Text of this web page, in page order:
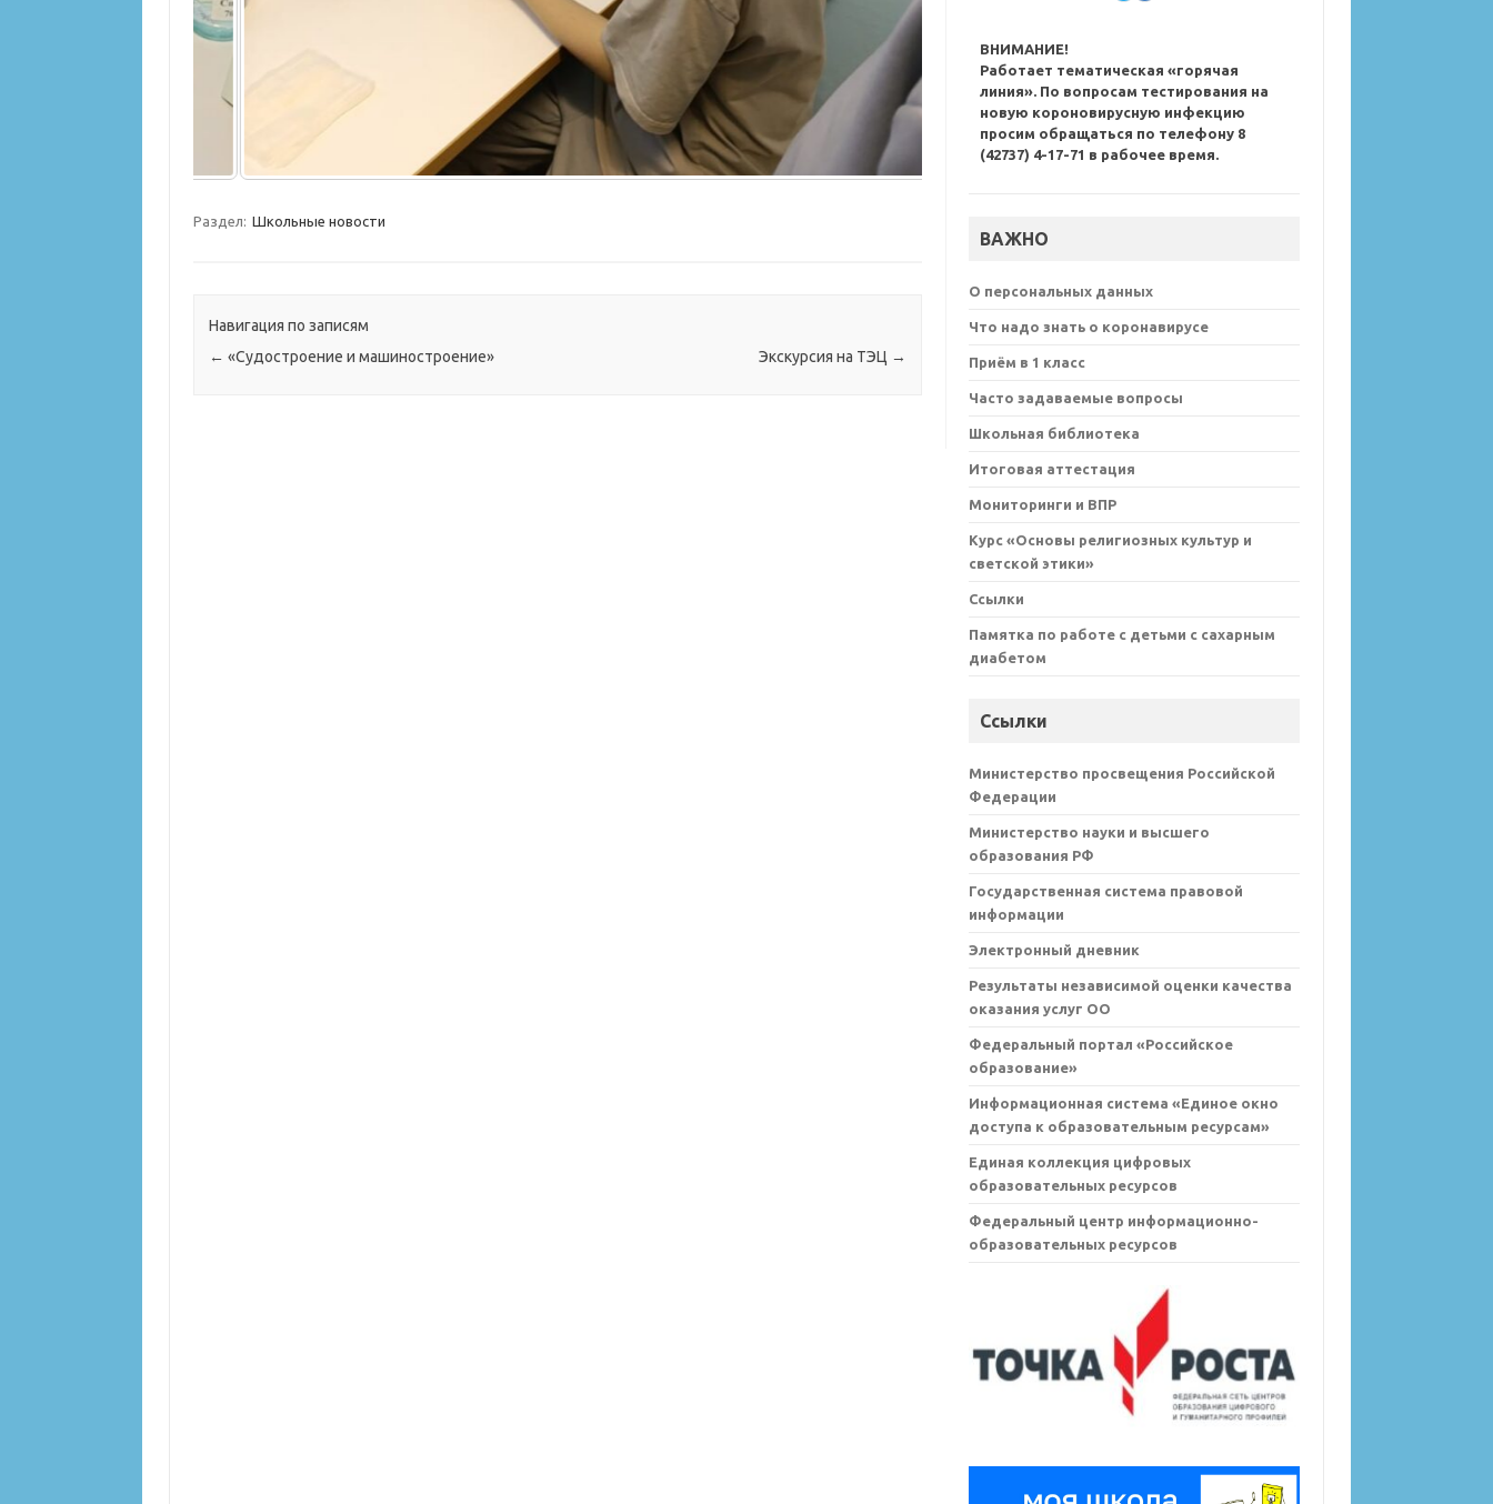
Раздел: Школьные новости
Навигация по записям
← «Судостроение и машиностроение» Экскурсия на ТЭЦ →
ВНИМАНИЕ!
Работает тематическая «горячая
линия». По вопросам тестирования на
новую короновирусную инфекцию
просим обращаться по телефону 8
(42737) 4-17-71 в рабочее время.
ВАЖНО
О персональных данных
Что надо знать о коронавирусе
Приём в 1 класс
Часто задаваемые вопросы
Школьная библиотека
Итоговая аттестация
Мониторинги и ВПР
Курс «Основы религиозных культур и
светской этики»
Ссылки
Памятка по работе с детьми с сахарным
диабетом
Ссылки
Министерство просвещения Российской
Федерации
Министерство науки и высшего
образования РФ
Государственная система правовой
информации
Электронный дневник
Результаты независимой оценки качества
оказания услуг ОО
Федеральный портал «Российское
образование»
Информационная система «Единое окно
доступа к образовательным ресурсам»
Единая коллекция цифровых
образовательных ресурсов
Федеральный центр информационно-
образовательных ресурсов